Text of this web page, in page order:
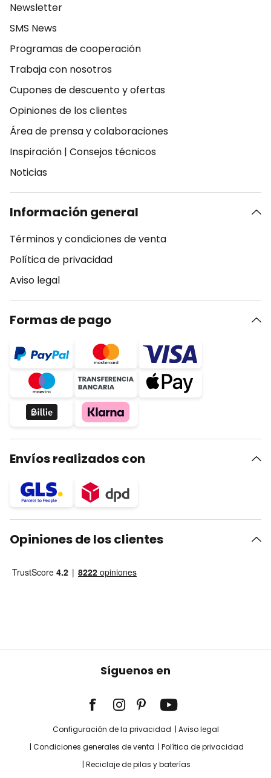
Newsletter
SMS News
Programas de cooperación
Trabaja con nosotros
Cupones de descuento y ofertas
Opiniones de los clientes
Área de prensa y colaboraciones
Inspiración | Consejos técnicos
Noticias
Información general
Términos y condiciones de venta
Política de privacidad
Aviso legal
Formas de pago
Envíos realizados con
Opiniones de los clientes
Síguenos en
Configuración de la privacidad
Aviso legal
Condiciones generales de venta
Política de privacidad
Reciclaje de pilas y baterías